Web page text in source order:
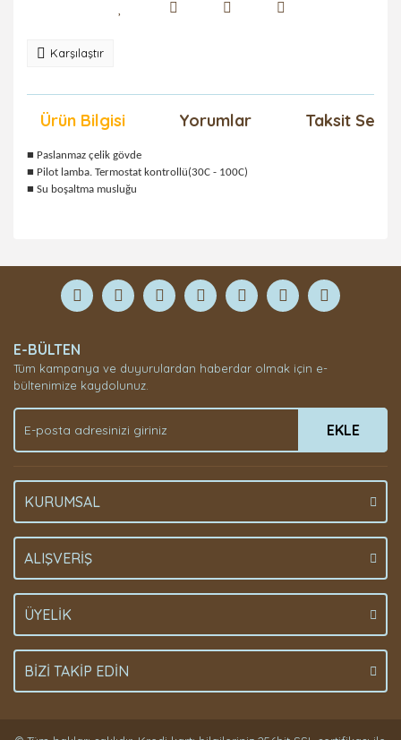
Karşılaştır
Ürün Bilgisi Yorumlar Taksit
■ Paslanmaz çelik gövde
■ Pilot lamba. Termostat kontrollü(30C - 100C)
■ Su boşaltma musluğu
Yorum Yaz
E-BÜLTEN
Tüm kampanya ve duyurulardan haberdar olmak için e-
bültenimize kaydolunuz.
EKLE
KURUMSAL
ALIŞVERİŞ
ÜYELİK
BİZİ TAKİP EDİN